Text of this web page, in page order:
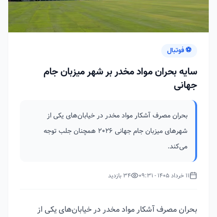
⚽ فوتبال
سایه بحران مواد مخدر بر شهر میزبان جام
جهانی
بحران مصرف آشکار مواد مخدر در خیابان‌های یکی از
شهرهای میزبان جام جهانی 2026 همچنان جلب توجه
می‌کند.
11 خرداد 1405 - 09:31 34 بازدید
بحران مصرف آشکار مواد مخدر در خیابان‌های یکی از